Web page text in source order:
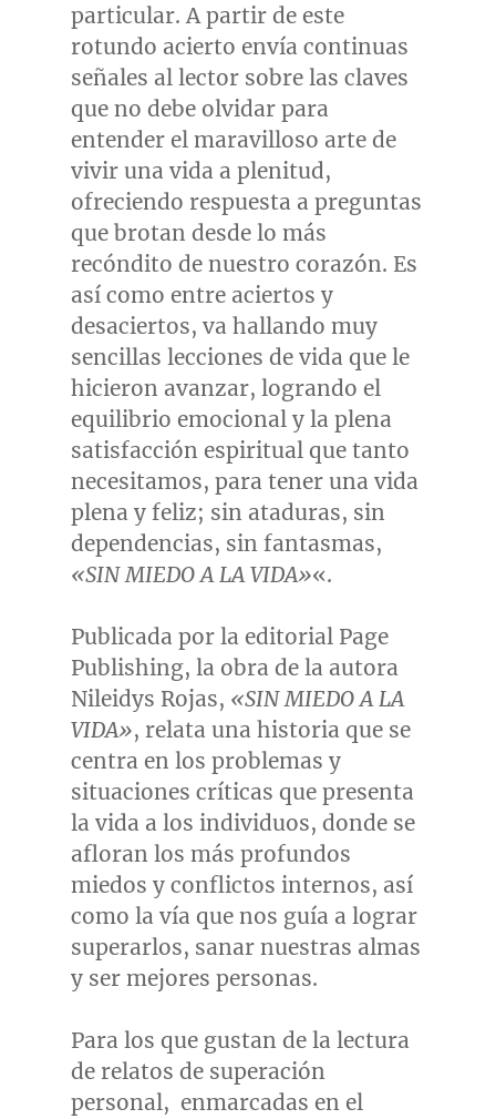
particular. A partir de este
rotundo acierto envía continuas
señales al lector sobre las claves
que no debe olvidar para
entender el maravilloso arte de
vivir una vida a plenitud,
ofreciendo respuesta a preguntas
que brotan desde lo más
recóndito de nuestro corazón. Es
así como entre aciertos y
desaciertos, va hallando muy
sencillas lecciones de vida que le
hicieron avanzar, logrando el
equilibrio emocional y la plena
satisfacción espiritual que tanto
necesitamos, para tener una vida
plena y feliz; sin ataduras, sin
dependencias, sin fantasmas,
«SIN MIEDO A LA VIDA»«.
Publicada por la editorial Page
Publishing, la obra de la autora
Nileidys Rojas, «SIN MIEDO A LA
VIDA», relata una historia que se
centra en los problemas y
situaciones críticas que presenta
la vida a los individuos, donde se
afloran los más profundos
miedos y conflictos internos, así
como la vía que nos guía a lograr
superarlos, sanar nuestras almas
y ser mejores personas.
Para los que gustan de la lectura
de relatos de superación
personal, enmarcadas en el